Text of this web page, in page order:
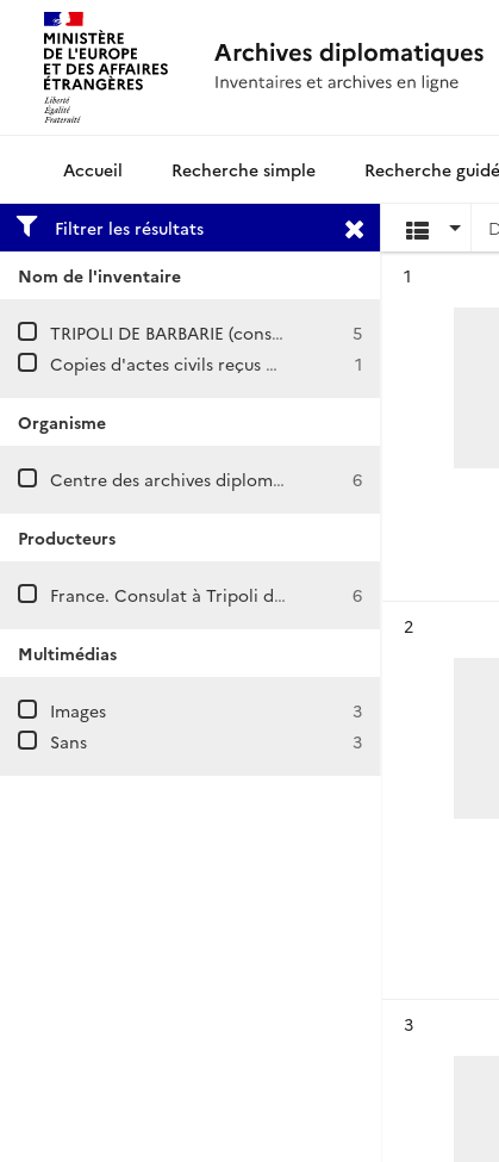
Archives diplomatiquesRecherche simple Recherche
Filtrer les résultats
Nom de l'inventaire
TRIPOLI DE BARBARIE (consulat)
5
Copies d'actes civils reçus à la chancellerie du consulat de France à Tripoli de Barbarie (1700-1776).
1
Organisme
Centre des archives diplomatiques de Nantes 6
Producteurs
France. Consulat à Tripoli d'Afrique 6
Multimédias
Images
3
Sans
3
1
2
3